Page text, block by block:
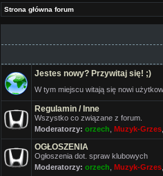
Strona główna forum
Jestes nowy? Przywitaj się! ;)
W tym miejscu witają się nowi
Regulamin / Inne
Wszystko co związane z forum.
Moderatorzy: orzech Muzyk-Grzes
OGŁOSZENIA
Ogłoszenia dot. spraw klubowych
Moderatorzy: orzech Muzyk-Grzes